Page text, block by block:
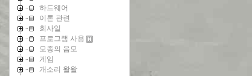
하드웨어
이론 관련
회사일
프로그램 사용
모종의 음모
게임
개소리 왈왈